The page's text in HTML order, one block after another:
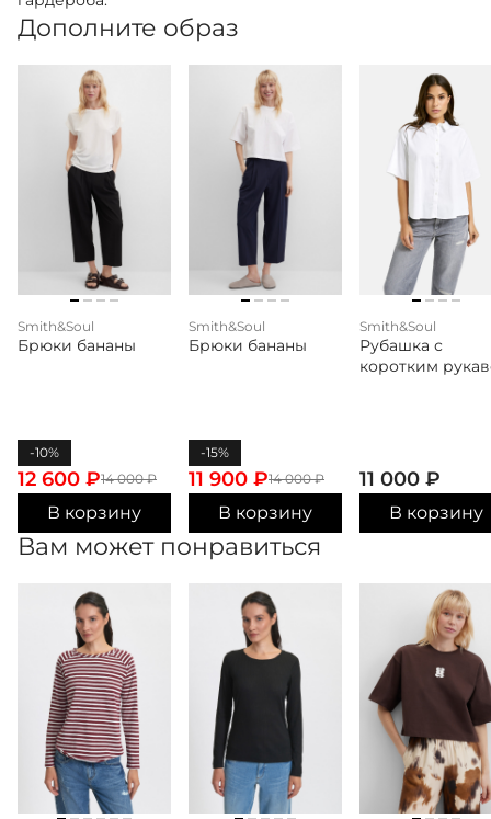
Дополните образ
Smith&Soul
Брюки бананы
-10%
14 000₽
12 600 ₽
В корзину
Smith&Soul
Брюки бананы
-15%
14 000₽
11 900 ₽
В корзину
Smith&Soul
Рубашка с
коротким
11 000 ₽
В корзину
Вам может понравиться